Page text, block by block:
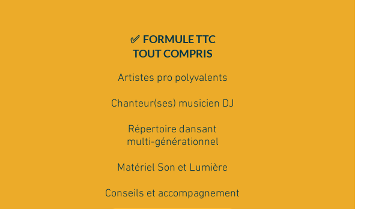
✅ FORMULE TTC
TOUT COMPRIS
Artistes pro polyvalents
Chanteur(ses) musicien DJ
Répertoire dansant
multi-générationnel
Matériel Son et Lumière
Conseils et accompagnement